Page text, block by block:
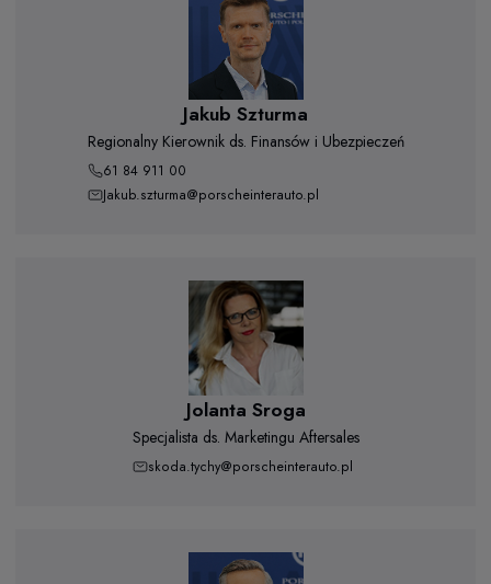
Jakub Szturma
Regionalny Kierownik ds. Finansów i Ubezpieczeń
61 84 911 00
Jakub.szturma@porscheinterauto.pl
Jolanta Sroga
Specjalista ds. Marketingu Aftersales
skoda.tychy@porscheinterauto.pl